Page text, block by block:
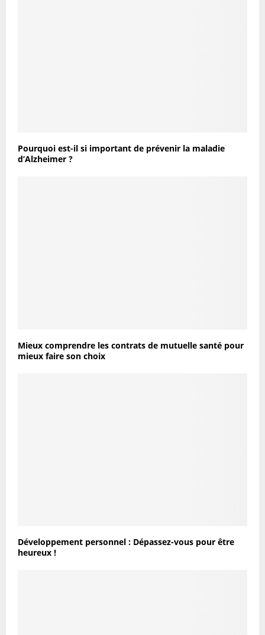
Pourquoi est-il si important de prévenir la maladie
d’Alzheimer ?
Mieux comprendre les contrats de mutuelle santé pour
mieux faire son choix
Développement personnel : Dépassez-vous pour être
heureux !